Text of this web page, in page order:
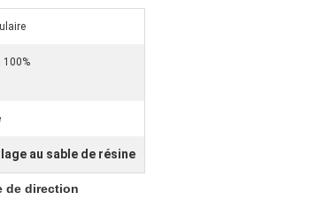
100%
au sable de résine
de direction